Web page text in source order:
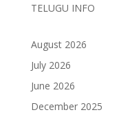
TELUGU INFO
August 2026
July 2026
June 2026
December 2025